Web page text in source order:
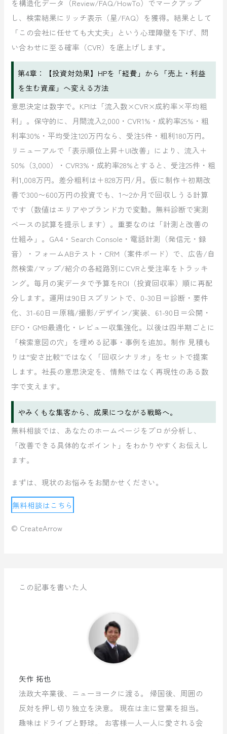
を構造化データ（Review/FAQ/HowTo）でマークアップ
し、検索結果にリッチ表示（星/FAQ）を獲得。結果として
「この会社に任せても大丈夫」という心理障壁を下げ、問
い合わせに至る確率（CVR）を底上げします。
第4章：【投資対効果】HPを「経費」から「売上・利益
を生む資産」へ変える方法
意思決定は数字で。KPIは「流入数×CVR×成約率×平均粗
利」。保守的に、月間流入2,000・CVR1%・成約率25%・粗
利率30%・平均受注120万円なら、受注5件・粗利180万円。
リニューアルで「表示順位上昇＋UI改善」により、流入＋
50%（3,000）・CVR3%・成約率28%とすると、受注25件・粗
利1,008万円。差分粗利は＋828万円/月。仮に制作＋初期改
善で300〜600万円の投資でも、1〜2か月で回収しうる計算
です（数値はエリアやブランド力で変動。無料診断で実測
ベースの試算を提示します）。重要なのは「計測と改善の
仕組み」。GA4・Search Console・電話計測（発信元・録
音）・フォームABテスト・CRM（案件ボード）で、広告/自
然検索/マップ/紹介の各経路別にCVRと受注率をトラッキ
ング。毎月の実データで予算をROI（投資回収率）順に再配
分します。運用は90日スプリントで、0-30日＝診断・要件
化、31-60日＝原稿/撮影/デザイン/実装、61-90日＝公開・
EFO・GMB最適化・レビュー収集強化。以後は四半期ごとに
「検索意図の穴」を埋める記事・事例を追加。制作 見積も
りは“安さ比較”ではなく「回収シナリオ」をセットで提案
します。社長の意思決定を、情熱ではなく再現性のある数
字で支えます。
やみくもな集客から、成果につながる戦略へ。
無料相談では、あなたのホームページをプロが分析し、
「改善できる具体的なポイント」をわかりやすくお伝えし
ます。
まずは、現状のお悩みをお聞かせください。
無料相談はこちら
© CreateArrow
この記事を書いた人
矢作 拓也
法政大卒業後、ニューヨークに渡る。 帰国後、周囲の
反対を押し切り独立を決意。 現在は主に営業を担当。
趣味はドライブと野球。 お客様一人一人に愛される会